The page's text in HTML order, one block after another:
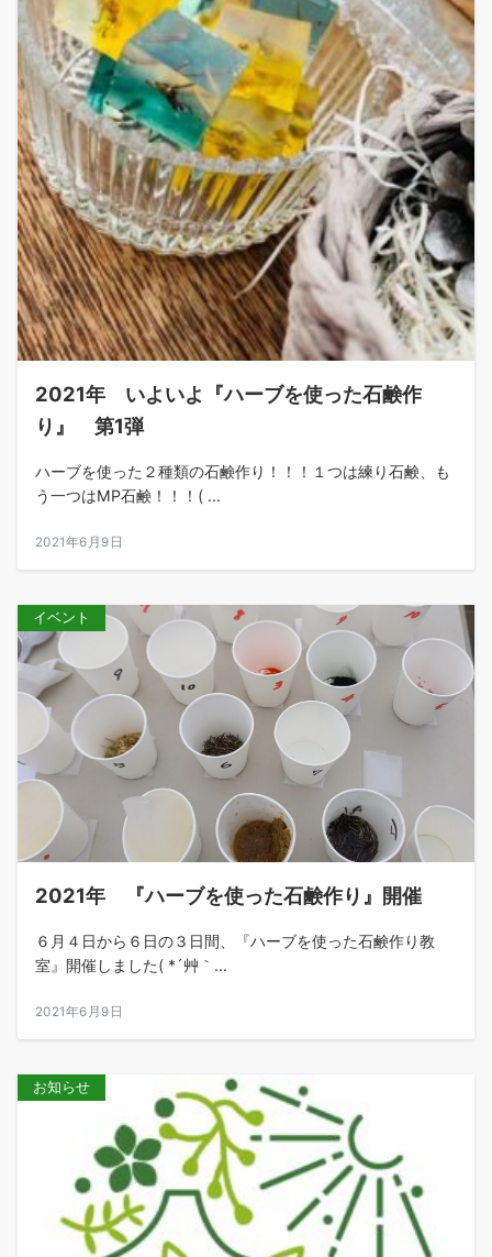
2021年 いよいよ『ハーブを使った石鹸作
り』 第1弾
ハーブを使った２種類の石鹸作り！！！１つは練り石鹸、も
う一つはMP石鹸！！！( ...
2021年6月9日
イベント
2021年 『ハーブを使った石鹸作り』開催
６月４日から６日の３日間、『ハーブを使った石鹸作り教
室』開催しました( *´艸｀...
2021年6月9日
お知らせ